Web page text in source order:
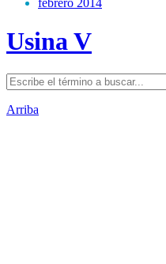
febrero 2014
Usina V
Arriba